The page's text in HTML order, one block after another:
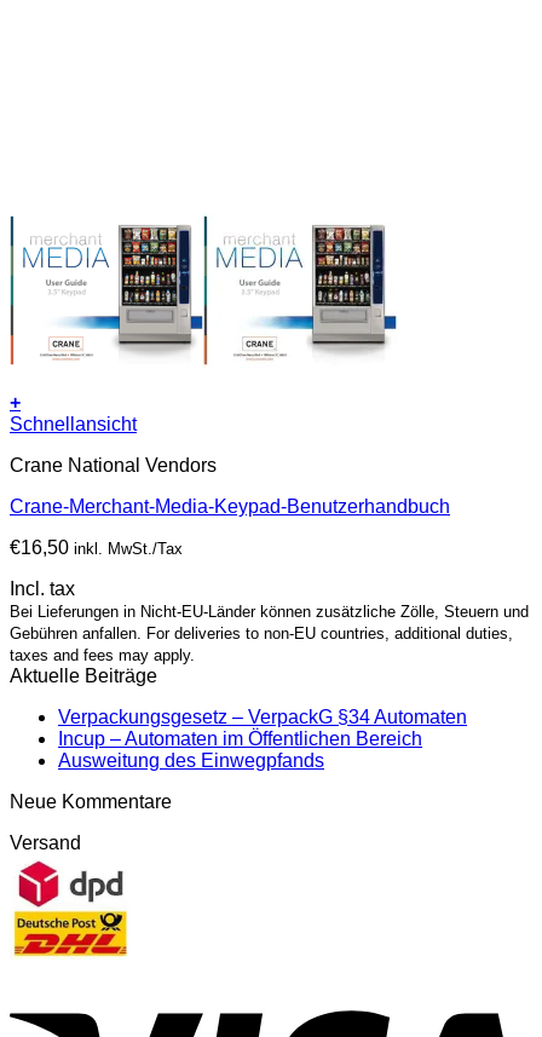
+
Schnellansicht
Crane National Vendors
Crane-Merchant-Media-Keypad-Benutzerhandbuch
€16,50 inkl. MwSt./Tax
Incl. tax
Bei Lieferungen in Nicht-EU-Länder können zusätzliche Zölle, Steuern und
Gebühren anfallen. For deliveries to non-EU countries, additional duties,
taxes and fees may apply.
Aktuelle Beiträge
Verpackungsgesetz – VerpackG §34 Automaten
Incup – Automaten im Öffentlichen Bereich
Ausweitung des Einwegpfands
Neue Kommentare
Versand